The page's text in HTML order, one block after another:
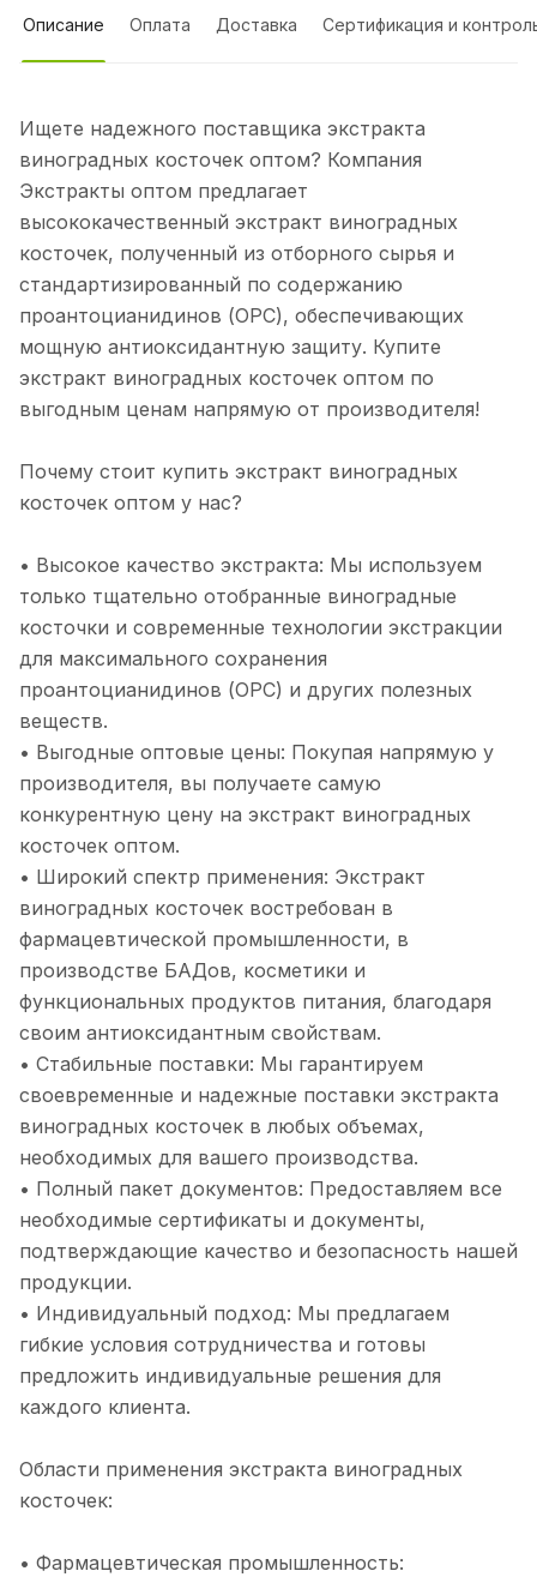
Описание Оплата Доставка Сертификация и
Ищете надежного поставщика экстракта
виноградных косточек оптом? Компания
Экстракты оптом предлагает
высококачественный экстракт виноградных
косточек, полученный из отборного сырья и
стандартизированный по содержанию
проантоцианидинов (OPC), обеспечивающих
мощную антиоксидантную защиту. Купите
экстракт виноградных косточек оптом по
выгодным ценам напрямую от производителя!
Почему стоит купить экстракт виноградных
косточек оптом у нас?
• Высокое качество экстракта: Мы используем
только тщательно отобранные виноградные
косточки и современные технологии экстракции
для максимального сохранения
проантоцианидинов (OPC) и других полезных
веществ.
• Выгодные оптовые цены: Покупая напрямую у
производителя, вы получаете самую
конкурентную цену на экстракт виноградных
косточек оптом.
• Широкий спектр применения: Экстракт
виноградных косточек востребован в
фармацевтической промышленности, в
производстве БАДов, косметики и
функциональных продуктов питания, благодаря
своим антиоксидантным свойствам.
• Стабильные поставки: Мы гарантируем
своевременные и надежные поставки экстракта
виноградных косточек в любых объемах,
необходимых для вашего производства.
• Полный пакет документов: Предоставляем все
необходимые сертификаты и документы,
подтверждающие качество и безопасность нашей
продукции.
• Индивидуальный подход: Мы предлагаем
гибкие условия сотрудничества и готовы
предложить индивидуальные решения для
каждого клиента.
Области применения экстракта виноградных
косточек:
• Фармацевтическая промышленность: